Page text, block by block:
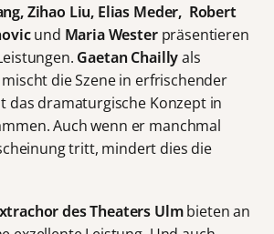
Zihao Liu, Elias Meder, Robert
und Maria Westerpräsentieren
Gaetan Chaillyals
die Szene in erfrischender
das dramaturgische Konzept in
Auch wenn er manchmal
tritt, mindert dies die
des Theaters Ulmbieten an